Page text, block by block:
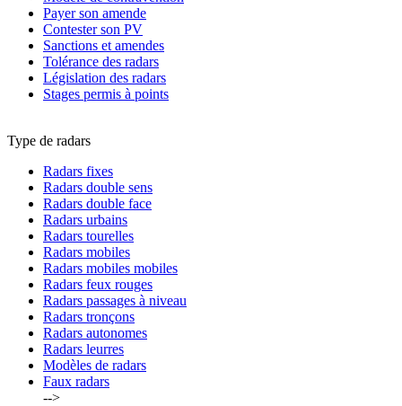
Payer son amende
Contester son PV
Sanctions et amendes
Tolérance des radars
Législation des radars
Stages permis à points
Type de radars
Radars fixes
Radars double sens
Radars double face
Radars urbains
Radars tourelles
Radars mobiles
Radars mobiles mobiles
Radars feux rouges
Radars passages à niveau
Radars tronçons
Radars autonomes
Radars leurres
Modèles de radars
Faux radars
-->